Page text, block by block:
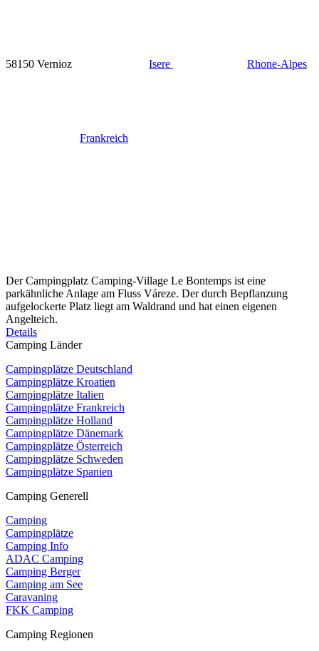
58150 Vernioz Isere Rhone-Alpes
Frankreich
Der Campingplatz Camping-Village Le Bontemps ist eine
parkähnliche Anlage am Fluss Váreze. Der durch Bepflanzung
aufgelockerte Platz liegt am Waldrand und hat einen eigenen
Angelteich.
Details
Camping Länder
Campingplätze Deutschland
Campingplätze Kroatien
Campingplätze Italien
Campingplätze Frankreich
Campingplätze Holland
Campingplätze Dänemark
Campingplätze Österreich
Campingplätze Schweden
Campingplätze Spanien
Camping Generell
Camping
Campingplätze
Camping Info
ADAC Camping
Camping Berger
Camping am See
Caravaning
FKK Camping
Camping Regionen